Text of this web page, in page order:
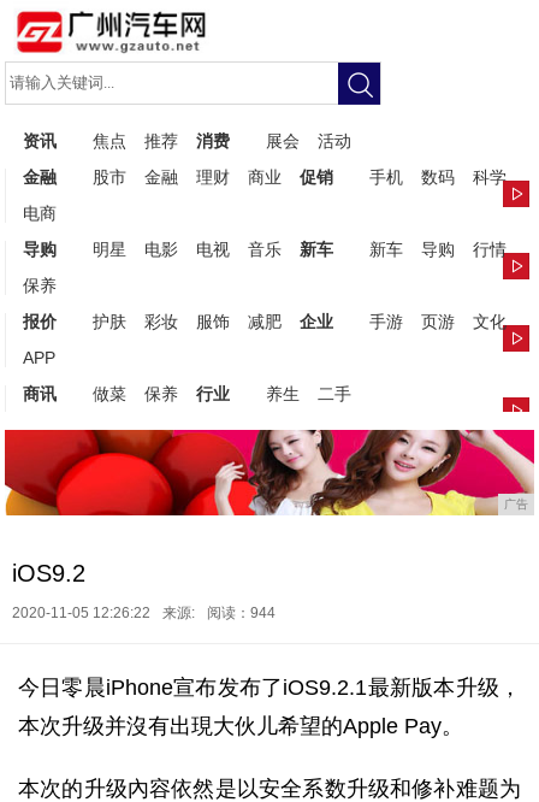
资讯 焦点 推荐 消费 展会
活动
金融
股市 金融 理财 商业 促销 手机 数码
科学
电商
导购
明星 电影 电视 音乐 新车 新车 导购
行情
保养
报价
护肤 彩妆 服饰 减肥 企业 手游 页游
文化
APP
商讯
做菜 保养 行业 养生 二手
广告
iOS9.2
2020-11-05 12:26:22 来源: 阅读：944
今日零晨iPhone宣布发布了iOS9.2.1最新版本升级，
本次升级并沒有出現大伙儿希望的Apple Pay。
本次的升级內容依然是以安全系数升级和修补难题为